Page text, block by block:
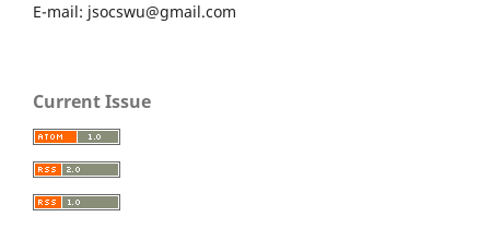
E-mail: jsocswu@gmail.com
Current Issue